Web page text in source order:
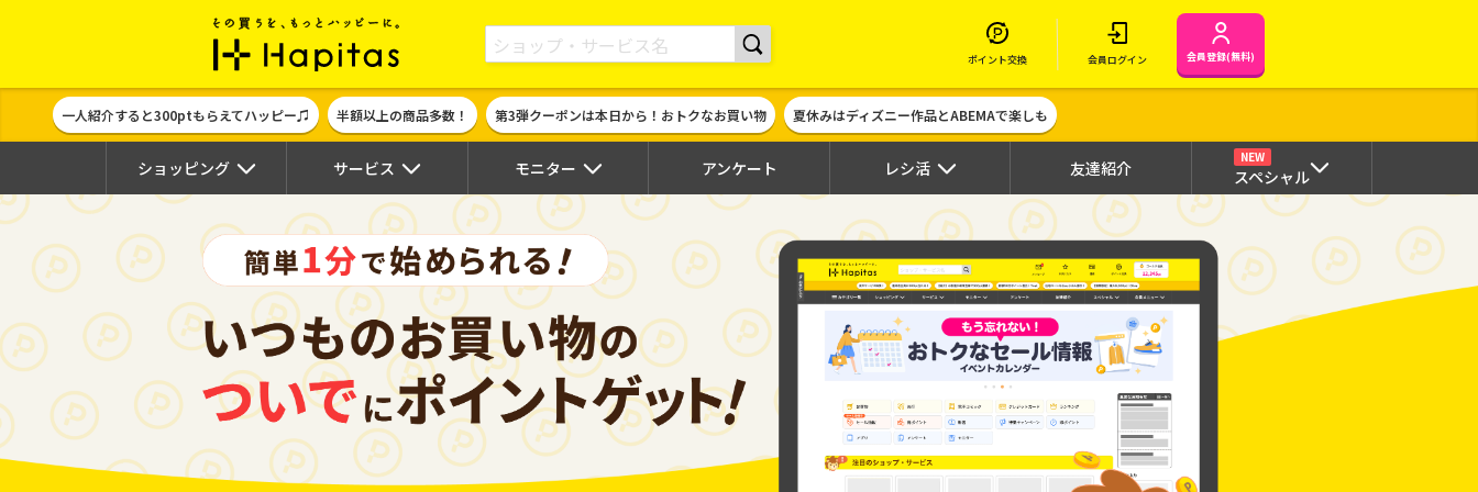
ポイント貯めて現金やギフト券に交換できるポイントサイト | ハピタス
ポイント交換 会員ログイン 会員登録(無料)
一人紹介すると300ptもらえてハッピー♫ 半額以上の商品多数！ 第3弾クーポンは本日から！おトクなお買い物 夏休みはディズニー作品とABEMAで楽しも
ショッピング サービス モニター アンケート レシ活 友達紹介
NEW
スペシャル